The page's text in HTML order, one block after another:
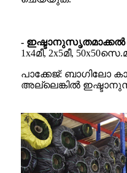
- ഇഷ്ടാനുസൃതമാക്കൽ
1x4മീ, 2x5മീ,
പാക്കേജ്: ബാഗിലോ
അല്ലെങ്കിൽ